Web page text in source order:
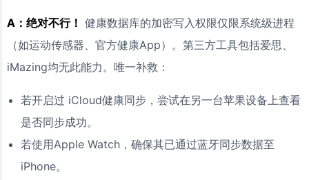
A：绝对不行！ 健康数据库的加密写入权限仅限系统级进程
（如运动传感器、官方健康App）。第三方工具包括爱思、
iMazing均无此能力。唯一补救：
若开启过 iCloud健康同步，尝试在另一台苹果设备上查看
是否同步成功。
若使用Apple Watch，确保其已通过蓝牙同步数据至
iPhone。